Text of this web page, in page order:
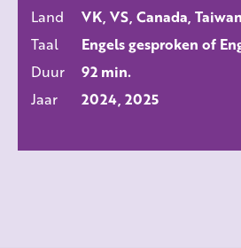
Land
VK, VS, Canada,
Taal
Engels gesproken of
Duur
92 min.
Jaar
2024, 2025